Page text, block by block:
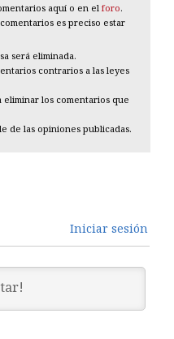
aquí o en el foro.
es preciso estar
será eliminada.
contrarios a las leyes
los comentarios que
de las opiniones publicadas.
Iniciar sesión